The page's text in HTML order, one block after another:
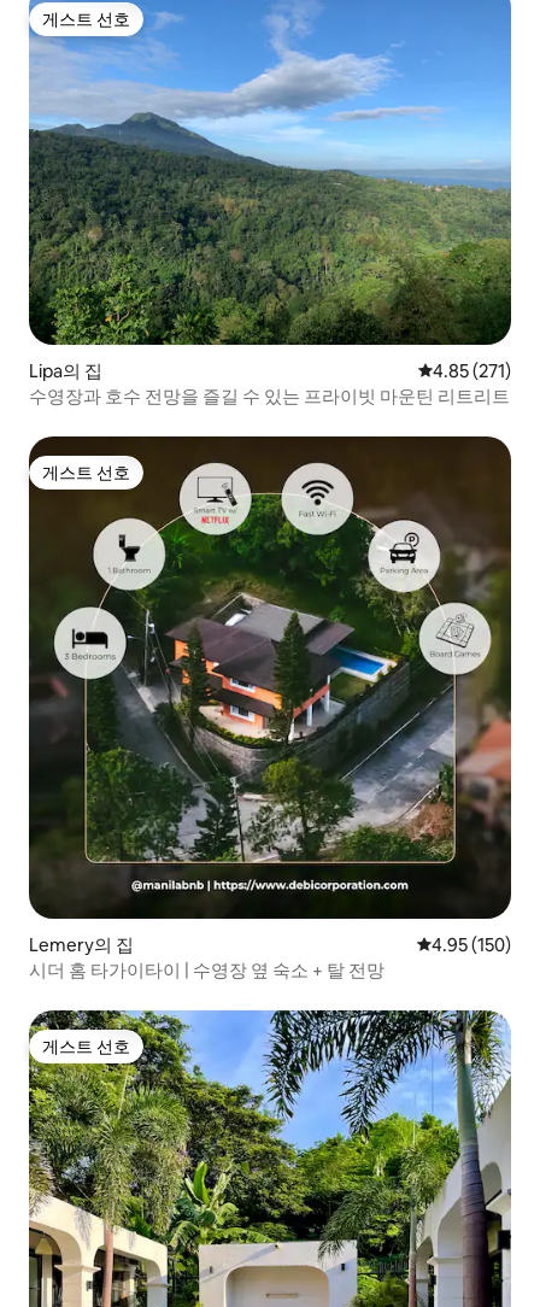
게스트 선호
게스트 선호
Lipa의 집 평점 4.85점(5
4.85 (271)
수영장과 호수 전망을 즐길 수 있는 프라이빗 마운틴 리트리트
게스트 선호
게스트 선호
Lemery의 집 평점 4.95점(5
4.95 (150)
시더 홈 타가이타이 | 수영장 옆 숙소 + 탈 전망
게스트 선호
게스트 선호